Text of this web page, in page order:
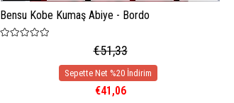
Bensu Kobe Kumaş Abiye - Bordo
€51,33
€41,06